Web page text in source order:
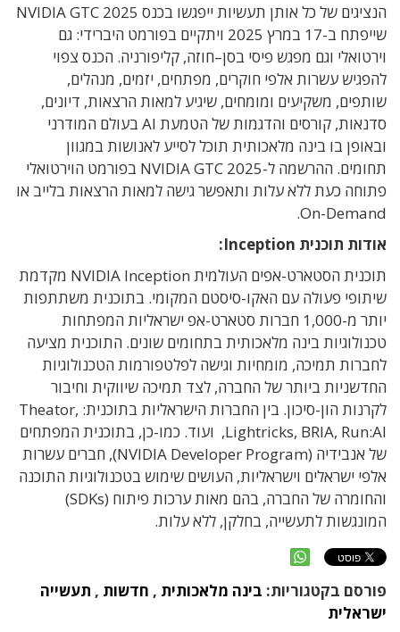
הנציגים של כל אותן תעשיות ייפגשו בכנס NVIDIA GTC 2025
שייפתח ב-17 במרץ 2025 ויתקיים בפורמט היברידי: גם
וירטואלי וגם מפגש פיסי בסן–חוזה, קליפורניה. הכנס צפוי
להפגיש עשרות אלפי חוקרים, מפתחים, יזמים, מנהלים,
שותפים, משקיעים ומומחים, שיגיע למאות הרצאות, דיונים,
סדנאות, קורסים והדגמות של הטמעת AI בעולם המודרני
ובאופן בו בינה מלאכותית תוכל לסייע לאנושות במגוון
תחומים. ההרשמה ל-NVIDIA GTC 2025
בפורמט הוירטואלי
פתוחה כעת ללא עלות ותאפשר גישה למאות הרצאות בלייב או
On-Demand.
אודות תוכנית Inception:
תוכנית הסטארט-אפים העולמית NVIDIA Inception מקדמת
שיתופי פעולה עם האקו-סיסטם המקומי. בתוכנית משתתפות
יותר מ-1,000 חברות סטארט-אפ ישראליות המפתחות
טכנולוגיות בינה מלאכותית בתחומים שונים. התוכנית מציעה
לחברות תמיכה, מומחיות וגישה לפלטפורמות הטכנולוגיות
החדשניות ביותר של החברה, לצד תמיכה שיווקית וחיבור
לקרנות הון-סיכון. בין החברות הישראליות בתוכנית: Theator,
Lightricks, BRIA, Run:AI, ועוד. כמו-כן, בתוכנית המפתחים
של אנבידיה (NVIDIA Developer Program), חברים עשרות
אלפי ישראלים וישראליות, העושים שימוש בטכנולוגיות התוכנה
והחומרה של החברה, בהם מאות ערכות פיתוח (SDKs)
המונגשות לתעשייה, בחלקן, ללא עלות.
פורסם בקטגוריות: בינה מלאכותית , חדשות , תעשייה
ישראלית